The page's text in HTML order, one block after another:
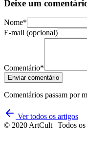
Deixe um
Nome*
E-mail (opcional)
Comentário*
Enviar comentário
Comentários passam por
Ver todos os artigos
© 2020 ArtCult | Todos os